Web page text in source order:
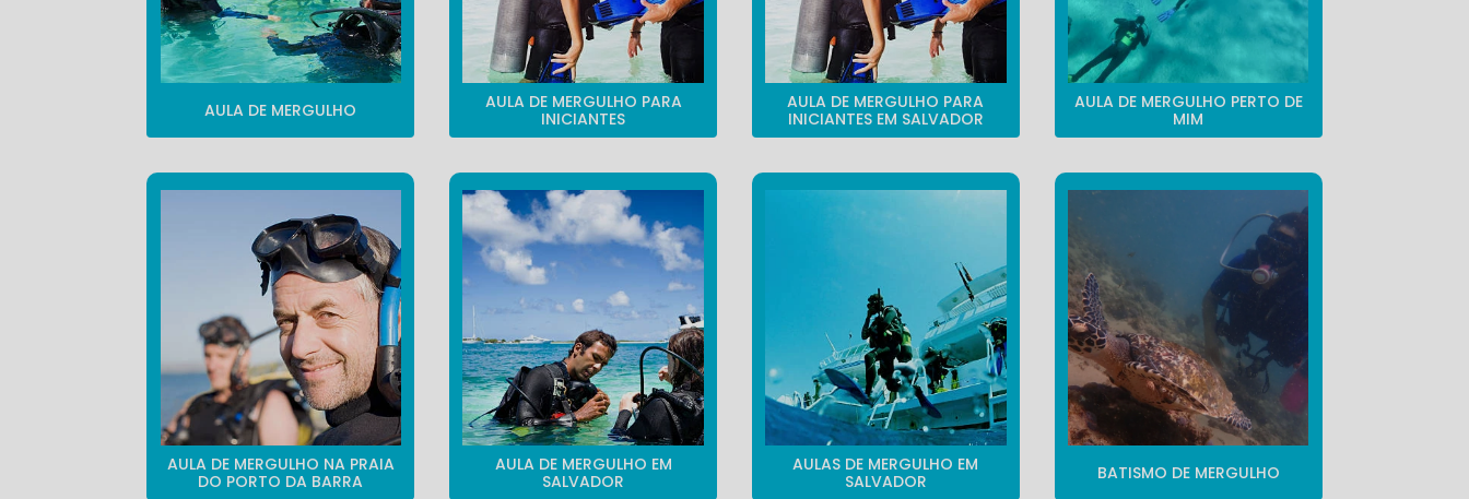
AULA DE MERGULHO
AULA DE MERGULHO PARA
INICIANTES
AULA DE MERGULHO PARA
INICIANTES EM SALVADOR
AULA DE MERGULHO PERTO DE
MIM
AULA DE MERGULHO NA PRAIA
DO PORTO DA BARRA
AULA DE MERGULHO EM
SALVADOR
AULAS DE MERGULHO EM
SALVADOR
BATISMO DE MERGULHO